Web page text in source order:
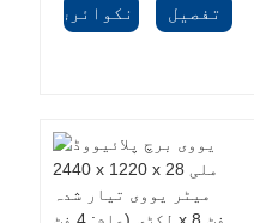
انکوائری تفصیل